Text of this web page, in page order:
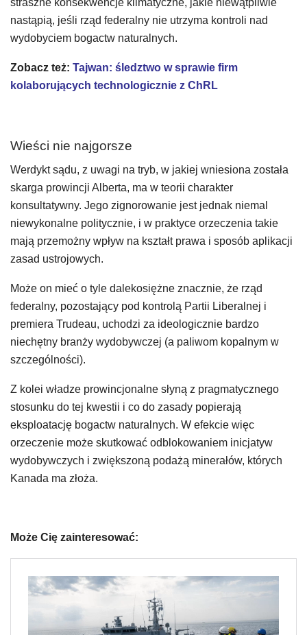
straszne konsekwencje klimatyczne, jakie niewątpliwie
nastąpią, jeśli rząd federalny nie utrzyma kontroli nad
wydobyciem bogactw naturalnych.
Zobacz też: Tajwan: śledztwo w sprawie firm
kolaborujących technologicznie z ChRL
Wieści nie najgorsze
Werdykt sądu, z uwagi na tryb, w jakiej wniesiona została
skarga prowincji Alberta, ma w teorii charakter
konsultatywny. Jego zignorowanie jest jednak niemal
niewykonalne politycznie, i w praktyce orzeczenia takie
mają przemożny wpływ na kształt prawa i sposób aplikacji
zasad ustrojowych.
Może on mieć o tyle dalekosiężne znacznie, że rząd
federalny, pozostający pod kontrolą Partii Liberalnej i
premiera Trudeau, uchodzi za ideologicznie bardzo
niechętny branży wydobywczej (a paliwom kopalnym w
szczególności).
Z kolei władze prowincjonalne słyną z pragmatycznego
stosunku do tej kwestii i co do zasady popierają
eksploatację bogactw naturalnych. W efekcie więc
orzeczenie może skutkować odblokowaniem inicjatyw
wydobywczych i zwiększoną podażą minerałów, których
Kanada ma złoża.
Może Cię zainteresować: